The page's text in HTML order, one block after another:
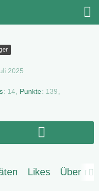
2025
14 Punkte
139
Likes Über